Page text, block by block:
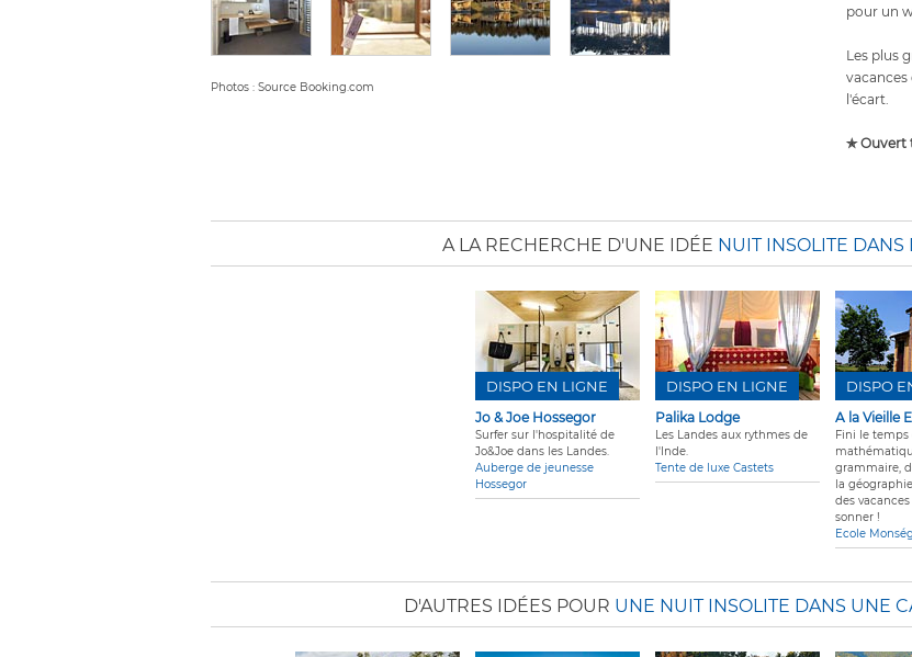
Photos : Source Booking.com
pour un
Les plus
vacances
l'écart.
✯ Ouvert
A LA RECHERCHE D'UNE IDÉE NUIT INSOLITE DANS
Jo & Joe Hossegor
Surfer sur l'hospitalité de
Jo&Joe dans les Landes.
Auberge de jeunesse
Hossegor
DISPO EN LIGNE
Palika Lodge
Les Landes aux rythmes de
l'Inde.
Tente de luxe Castets
DISPO EN LIGNE
A la Vieille
Fini le temps
grammaire,
la
des
sonner !
Ecole
DISPO
D'AUTRES IDÉES POUR UNE NUIT INSOLITE DANS UNE